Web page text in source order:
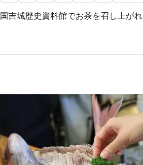
国吉城歴史資料館でお茶を召し上がれ